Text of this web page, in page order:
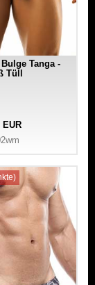
Tanga -
Tüll
EUR